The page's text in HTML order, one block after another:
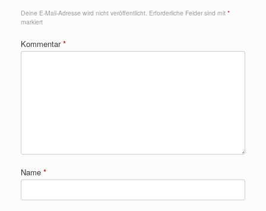
Deine E-Mail-Adresse wird nicht veröffentlicht. Erforderliche Felder sind mit *
markiert
Kommentar*
Name *